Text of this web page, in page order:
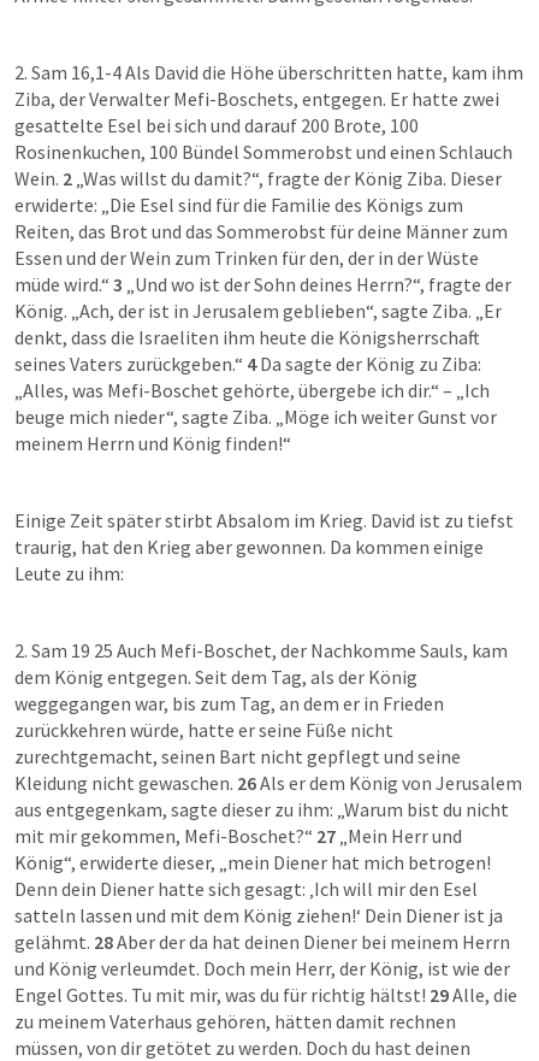
2. Sam 16,1-4 Als David die Höhe überschritten hatte, kam ihm
Ziba, der Verwalter Mefi-Boschets, entgegen. Er hatte zwei
gesattelte Esel bei sich und darauf 200 Brote, 100
Rosinenkuchen, 100 Bündel Sommerobst und einen Schlauch
Wein. 2 „Was willst du damit?“, fragte der König Ziba. Dieser
erwiderte: „Die Esel sind für die Familie des Königs zum
Reiten, das Brot und das Sommerobst für deine Männer zum
Essen und der Wein zum Trinken für den, der in der Wüste
müde wird.“ 3 „Und wo ist der Sohn deines Herrn?“, fragte der
König. „Ach, der ist in Jerusalem geblieben“, sagte Ziba. „Er
denkt, dass die Israeliten ihm heute die Königsherrschaft
seines Vaters zurückgeben.“ 4 Da sagte der König zu Ziba:
„Alles, was Mefi-Boschet gehörte, übergebe ich dir.“ – „Ich
beuge mich nieder“, sagte Ziba. „Möge ich weiter Gunst vor
meinem Herrn und König finden!“
Einige Zeit später stirbt Absalom im Krieg. David ist zu tiefst
traurig, hat den Krieg aber gewonnen. Da kommen einige
Leute zu ihm:
2. Sam 19 25 Auch Mefi-Boschet, der Nachkomme Sauls, kam
dem König entgegen. Seit dem Tag, als der König
weggegangen war, bis zum Tag, an dem er in Frieden
zurückkehren würde, hatte er seine Füße nicht
zurechtgemacht, seinen Bart nicht gepflegt und seine
Kleidung nicht gewaschen. 26 Als er dem König von Jerusalem
aus entgegenkam, sagte dieser zu ihm: „Warum bist du nicht
mit mir gekommen, Mefi-Boschet?“ 27 „Mein Herr und
König“, erwiderte dieser, „mein Diener hat mich betrogen!
Denn dein Diener hatte sich gesagt: ‚Ich will mir den Esel
satteln lassen und mit dem König ziehen!‘ Dein Diener ist ja
gelähmt. 28 Aber der da hat deinen Diener bei meinem Herrn
und König verleumdet. Doch mein Herr, der König, ist wie der
Engel Gottes. Tu mit mir, was du für richtig hältst! 29 Alle, die
zu meinem Vaterhaus gehören, hätten damit rechnen
müssen, von dir getötet zu werden. Doch du hast deinen